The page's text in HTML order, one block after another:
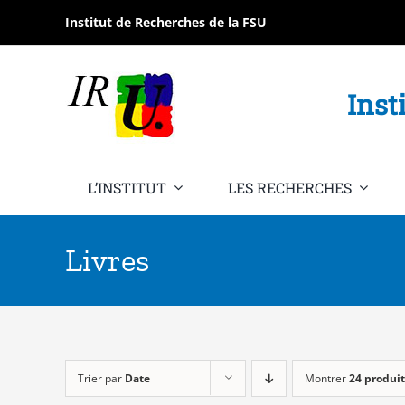
contenu
Institut de Recherches de la FSU
L’INSTITUT LES RECHERCHES
Livres
Trier par Date Montrer24